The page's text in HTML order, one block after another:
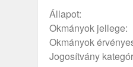
állapot:
okmányok jellege:
okmányok
Jogosítvány